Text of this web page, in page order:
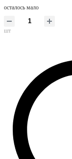
осталось мало
шт